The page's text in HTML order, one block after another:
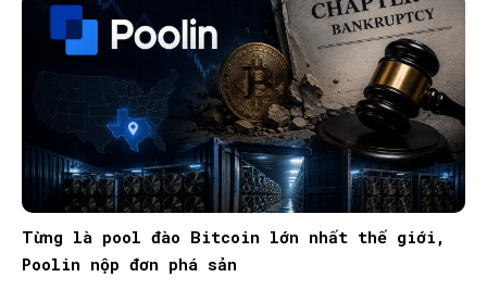
Từng là pool đào Bitcoin lớn nhất thế giới,
Poolin nộp đơn phá sản